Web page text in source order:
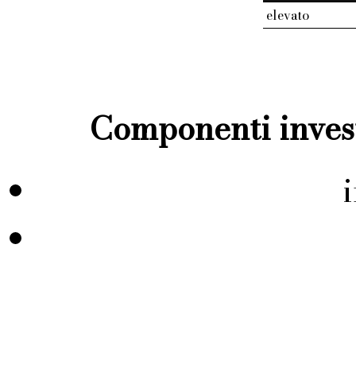
elevato
Componenti